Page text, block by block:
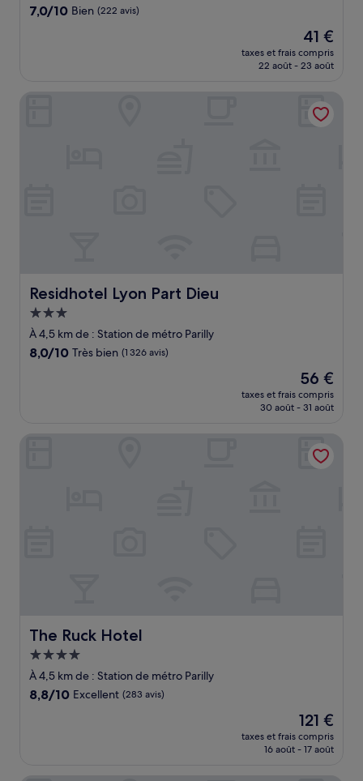
7.0
7,0/10 Bien (222 avis)
Le
nouveau
prix
de
41 €
41 €
taxes et frais compris
22 août - 23 août
Residhotel Lyon Part Dieu
Residhotel Lyon Part Dieu
Hébergement
3.0 étoiles
À 4,5 km de : Station de métro Parilly
8.0
8,0/10 Très bien (1 326 avis)
Le
nouveau
prix
de
56 €
56 €
taxes et frais compris
30 août - 31 août
The Ruck Hotel
The Ruck Hotel
Hébergement
4.0 étoiles
À 4,5 km de : Station de métro Parilly
8.8
8,8/10 Excellent (283 avis)
Le
nouveau
prix
de
121 €
taxes et frais compris
16 août - 17 août